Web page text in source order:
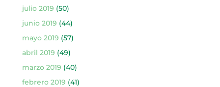
julio 2019 (50)
junio 2019 (44)
mayo 2019 (57)
abril 2019 (49)
marzo 2019 (40)
febrero 2019 (41)